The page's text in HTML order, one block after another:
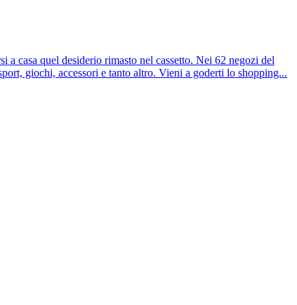
casa quel desiderio rimasto nel cassetto. Nei 62 negozi del
giochi, accessori e tanto altro. Vieni a goderti lo shopping...